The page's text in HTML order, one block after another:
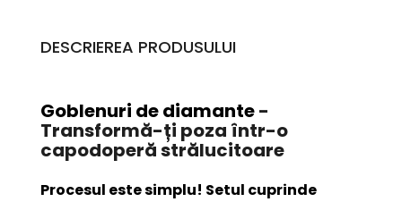
DESCRIEREA PRODUSULUI
Goblenuri de diamante-
Transformă-ți poza într-o
capodoperă strălucitoare
Procesul este simplu! Setul cuprinde